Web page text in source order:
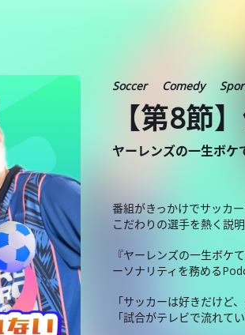
Soccer Comedy
【第8節
ヤーレンズの一生ボ
番組がきっかけでサッカ
こだわりの選手を熱く説
『ヤーレンズの一生ボケ
ーソナリティを務める
「サッカーは好きだけど
「試合がテレビで流れて